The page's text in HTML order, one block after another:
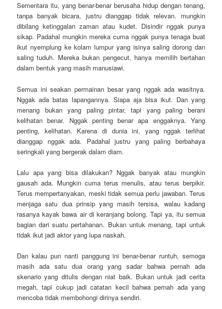
Sementara itu, yang benar-benar berusaha hidup dengan tenang,
tanpa banyak bicara, justru dianggap tidak relevan. mungkin
dibilang ketinggalan zaman atau kudet. Disindir nggak punya
sikap. Padahal mungkin mereka cuma nggak punya tenaga buat
ikut nyemplung ke kolam lumpur yang isinya saling dorong dan
saling tuduh. Mereka bukan pengecut, hanya memilih bertahan
dalam bentuk yang masih manusiawi.
Semua ini seakan permainan besar yang nggak ada wasitnya.
Nggak ada batas lapangannya. Siapa aja bisa ikut. Dan yang
menang bukan yang paling pintar, tapi yang paling berani
kelihatan benar. Nggak penting benar apa enggaknya. Yang
penting, kelihatan. Karena di dunia ini, yang nggak terlihat
dianggap nggak ada. Padahal justru yang paling berbahaya
seringkali yang bergerak dalam diam.
Lalu apa yang bisa dilakukan? Nggak banyak atau mungkin
gausah ada. Mungkin cuma terus menulis, atau terus berpikir.
Terus mempertanyakan, meski tidak semua perlu jawaban. Terus
menjaga satu dua prinsip yang masih tersisa, walau kadang
rasanya kayak bawa air di keranjang bolong. Tapi ya, itu semua
bagian dari suatu pertahanan. Bukan untuk menang, tapi untuk
tidak ikut jadi aktor yang lupa naskah.
Dan kalau pun nanti panggung ini benar-benar runtuh, semoga
masih ada satu dua orang yang sadar bahwa pernah ada
skenario yang ditulis dengan niat baik. Bukan untuk jadi cerita
megah, tapi cukup jadi catatan kecil bahwa pernah ada yang
mencoba tidak membohongi dirinya sendiri.